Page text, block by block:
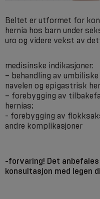
Beltet er utformet for
hernia hos barn under
uro og videre vekst av
medisinske indikasjoner:
– behandling av
navelen og epigastrisk
– forebygging av
hernias;
- forebygging av
andre komplikasjoner
-forvaring! Det
konsultasjon med legen